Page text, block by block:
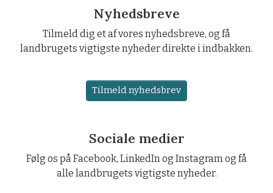
Nyhedsbreve
Tilmeld dig et af vores nyhedsbreve, og få
landbrugets vigtigste nyheder direkte i indbakken.
Tilmeld nyhedsbrev
Sociale medier
Følg os på Facebook, LinkedIn og Instagram og få
alle landbrugets vigtigste nyheder.